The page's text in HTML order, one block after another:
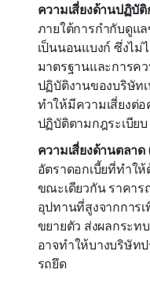
ความเสี่ยงด้านปฏิบั
ภายใต้การกำกับดูแ
เป็นนอนแบงก์ ซึ่งไม่
มาตรฐานและการค
ปฏิบัติงานของบริษัท
ทำให้มีความเสี่ยงต่
ปฏิบัติตามกฎระเบีย
ความเสี่ยงด้านตลา
อัตราดอกเบี้ยที่ทำใ
ขณะเดียวกัน ราคาร
อุปทานที่สูงจากการ
ขยายตัว ส่งผลกระท
อาจทำให้บางบริษัท
รถยึด